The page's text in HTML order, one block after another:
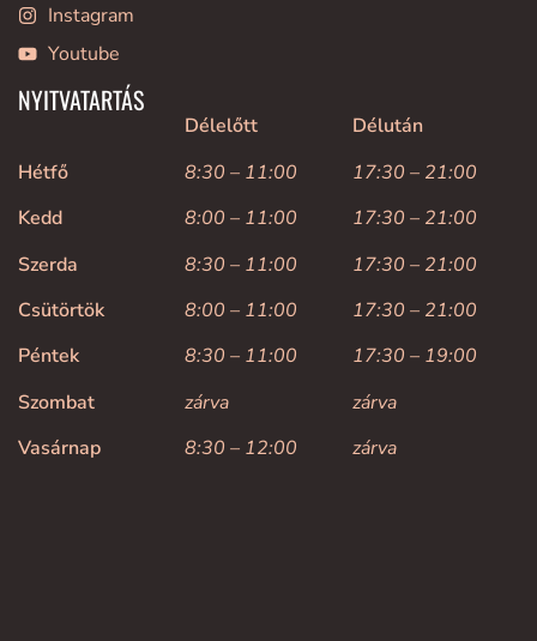
Instagram
Youtube
NYITVATARTÁS
Délelőtt
Délután
Hétfő
8:30 – 11:00
17:30 – 21:00
Kedd
8:00 – 11:00
17:30 – 21:00
Szerda
8:30 – 11:00
17:30 – 21:00
Csütörtök
8:00 – 11:00
17:30 – 21:00
Péntek
8:30 – 11:00
17:30 – 19:00
Szombat
zárva
zárva
Vasárnap
8:30 – 12:00 zárva